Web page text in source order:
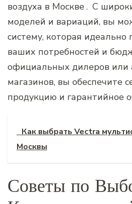
воздуха в Москве․ С
моделей и вариаций‚ вы
систему‚ которая
ваших потребностей и
официальных дилеров или
магазинов‚ вы обеспечите
продукцию и гарантийное
Как выбрать Vectra
Москвы
Советы по